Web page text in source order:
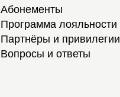
Абонементы
Программа лояльности
Партнёры и привилегии
Вопросы и ответы